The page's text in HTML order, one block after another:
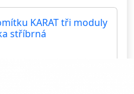
KARAT tři moduly
stříbrná